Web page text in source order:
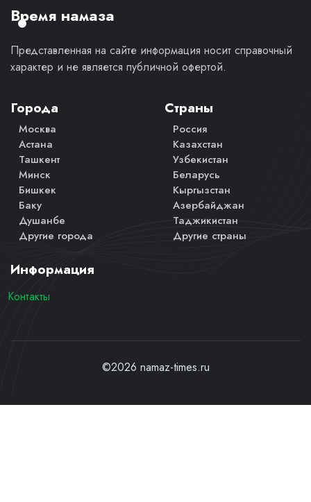
мнение.
Время намаза
Представленная на сайте информация носит справочный
характер и не является публичной офертой.
Города
Москва
Астана
Ташкент
Минск
Бишкек
Баку
Душанбе
Другие города
Страны
Россия
Казахстан
Узбекистан
Беларусь
Кыргызстан
Азербайджан
Таджикистан
Другие страны
Информация
Контакты
©2026 namaz-times.ru